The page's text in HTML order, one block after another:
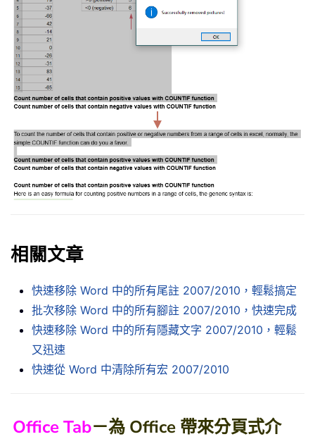
相關文章
快速移除 Word 中的所有尾註 2007/2010，輕鬆搞定
批次移除 Word 中的所有腳註 2007/2010，快速完成
快速移除 Word 中的所有隱藏文字 2007/2010，輕鬆
又迅速
快速從 Word 中清除所有宏 2007/2010
Office Tab－為 Office 帶來分頁式介